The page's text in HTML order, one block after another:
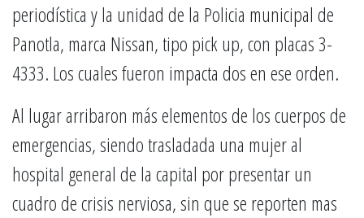
periodística y la unidad de la Policia municipal de
Panotla, marca Nissan, tipo pick up, con placas 3-
4333. Los cuales fueron impacta dos en ese orden.
Al lugar arribaron más elementos de los cuerpos de
emergencias, siendo trasladada una mujer al
hospital general de la capital por presentar un
cuadro de crisis nerviosa, sin que se reporten mas